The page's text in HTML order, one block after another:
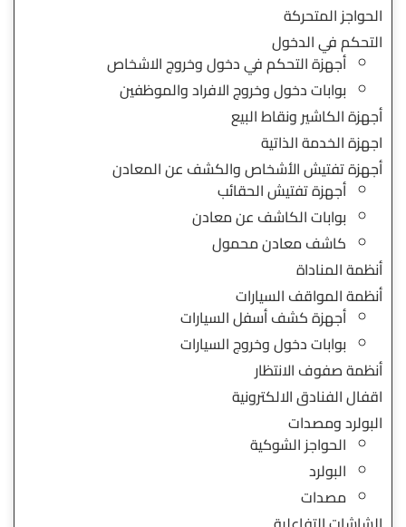
الحواجز المتحركة
التحكم في الدخول
أجهزة التحكم في دخول وخروج الاشخاص
بوابات دخول وخروج الافراد والموظفين
أجهزة الكاشير ونقاط البيع
اجهزة الخدمة الذاتية
أجهزة تفتيش الأشخاص والكشف عن المعادن
أجهزة تفتيش الحقائب
بوابات الكاشف عن معادن
كاشف معادن محمول
أنظمة المناداة
أنظمة المواقف السيارات
أجهزة كشف أسفل السيارات
بوابات دخول وخروج السيارات
أنظمة صفوف الانتظار
اقفال الفنادق الالكترونية
البولرد ومصدات
الحواجز الشوكية
البولرد
مصدات